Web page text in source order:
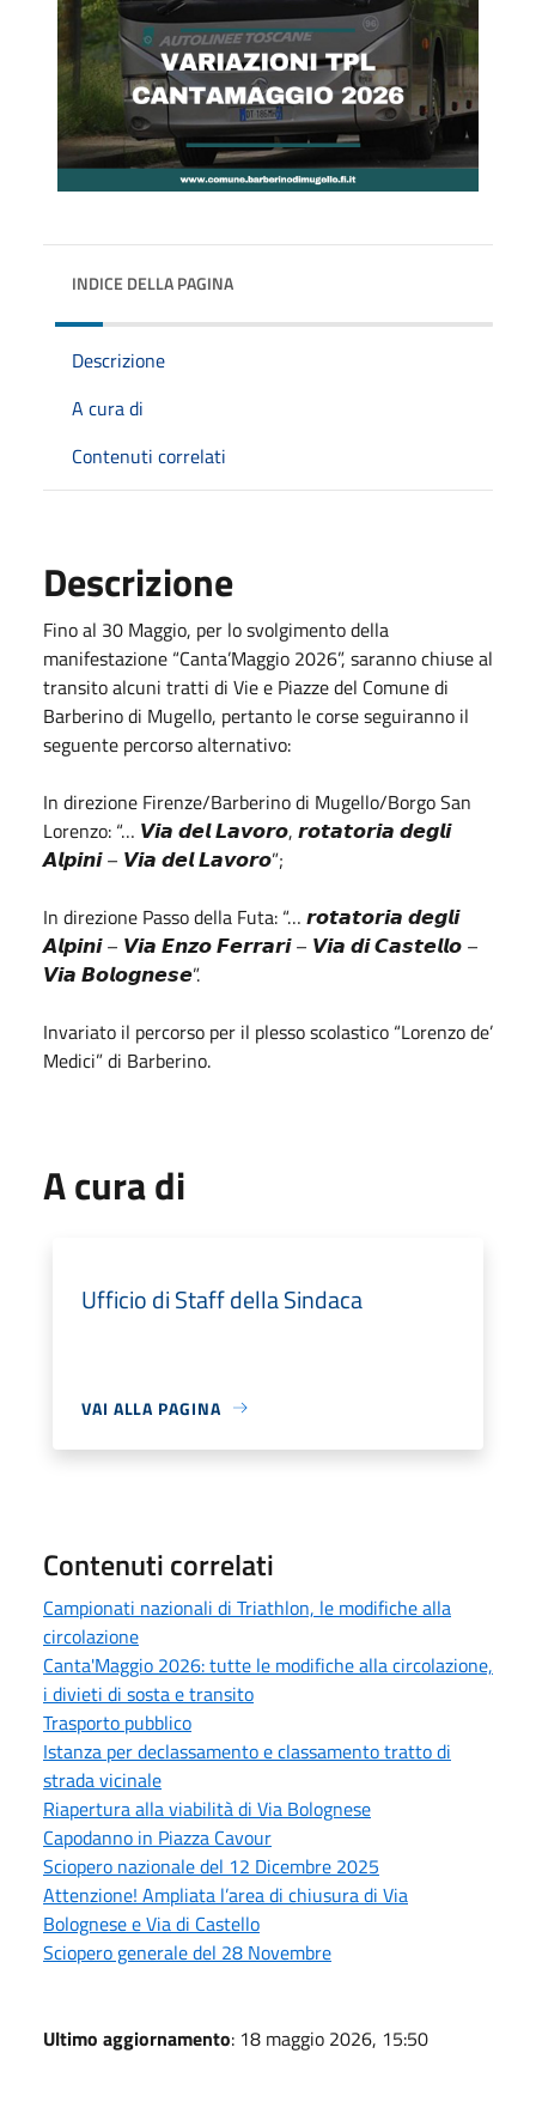
INDICE DELLA PAGINA
Descrizione
A cura di
Contenuti correlati
Descrizione
Fino al 30 Maggio, per lo svolgimento della
manifestazione “Canta’Maggio 2026”, saranno chiuse al
transito alcuni tratti di Vie e Piazze del Comune di
Barberino di Mugello, pertanto le corse seguiranno il
seguente percorso alternativo:
In direzione Firenze/Barberino di Mugello/Borgo San
Lorenzo: “… 𝙑𝙞𝙖 𝙙𝙚𝙡 𝙇𝙖𝙫𝙤𝙧𝙤, 𝙧𝙤𝙩𝙖𝙩𝙤𝙧𝙞𝙖 𝙙𝙚𝙜𝙡𝙞
𝘼𝙡𝙥𝙞𝙣𝙞 – 𝙑𝙞𝙖 𝙙𝙚𝙡 𝙇𝙖𝙫𝙤𝙧𝙤”;
In direzione Passo della Futa: “… 𝙧𝙤𝙩𝙖𝙩𝙤𝙧𝙞𝙖 𝙙𝙚𝙜𝙡𝙞
𝘼𝙡𝙥𝙞𝙣𝙞 – 𝙑𝙞𝙖 𝙀𝙣𝙯𝙤 𝙁𝙚𝙧𝙧𝙖𝙧𝙞 – 𝙑𝙞𝙖 𝙙𝙞 𝘾𝙖𝙨𝙩𝙚𝙡𝙡𝙤 –
𝙑𝙞𝙖 𝘽𝙤𝙡𝙤𝙜𝙣𝙚𝙨𝙚”.
Invariato il percorso per il plesso scolastico “Lorenzo de’
Medici” di Barberino.
A cura di
Ufficio di Staff della Sindaca
VAI ALLA PAGINA
Contenuti correlati
Campionati nazionali di Triathlon, le modifiche alla
circolazione
Canta'Maggio 2026: tutte le modifiche alla circolazione,
i divieti di sosta e transito
Trasporto pubblico
Istanza per declassamento e classamento tratto di
strada vicinale
Riapertura alla viabilità di Via Bolognese
Capodanno in Piazza Cavour
Sciopero nazionale del 12 Dicembre 2025
Attenzione! Ampliata l’area di chiusura di Via
Bolognese e Via di Castello
Sciopero generale del 28 Novembre
Ultimo aggiornamento: 18 maggio 2026, 15:50